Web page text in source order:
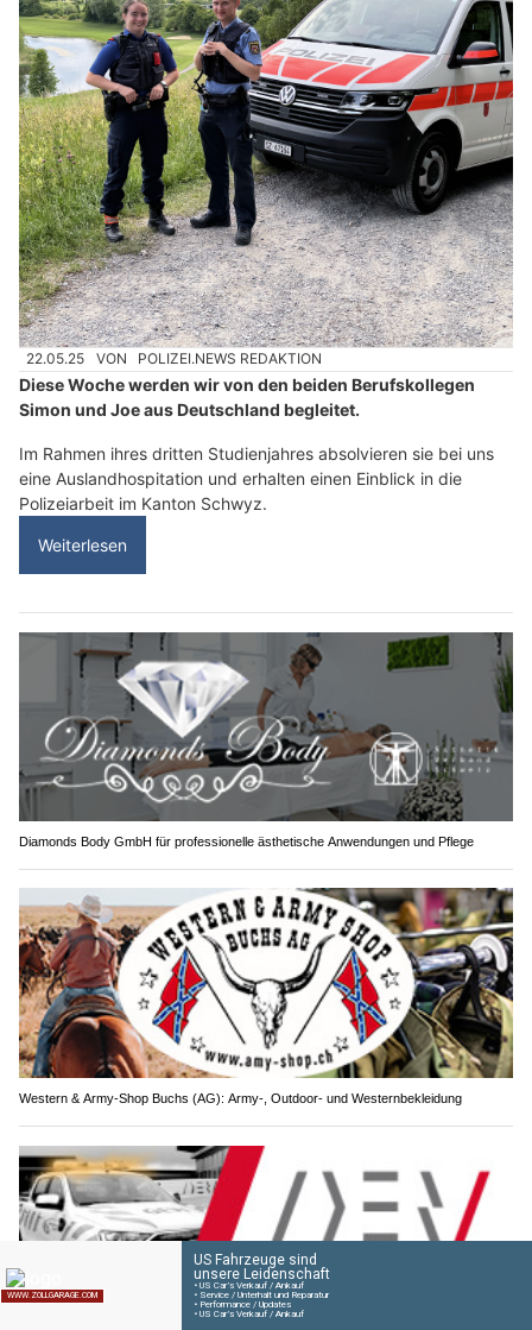
22.05.25 VON POLIZEI.NEWS REDAKTION
Diese Woche werden wir von den beiden Berufskollegen
Simon und Joe aus Deutschland begleitet.
Im Rahmen ihres dritten Studienjahres absolvieren sie bei uns
eine Auslandhospitation und erhalten einen Einblick in die
Polizeiarbeit im Kanton Schwyz.
Weiterlesen
Diamonds Body GmbH für professionelle ästhetische Anwendungen und Pflege
Western & Army-Shop Buchs (AG): Army-, Outdoor- und Westernbekleidung